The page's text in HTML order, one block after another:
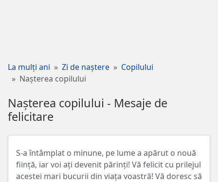
La mulți ani Zi de naștere
Copilului
Nașterea copilului
Nașterea copilului - Mesaje de
felicitare
S-a întâmplat o minune, pe lume a apărut o nouă
ființă, iar voi ați devenit părinți! Vă felicit cu prilejul
acestei mari bucurii din viața voastră! Vă doresc să